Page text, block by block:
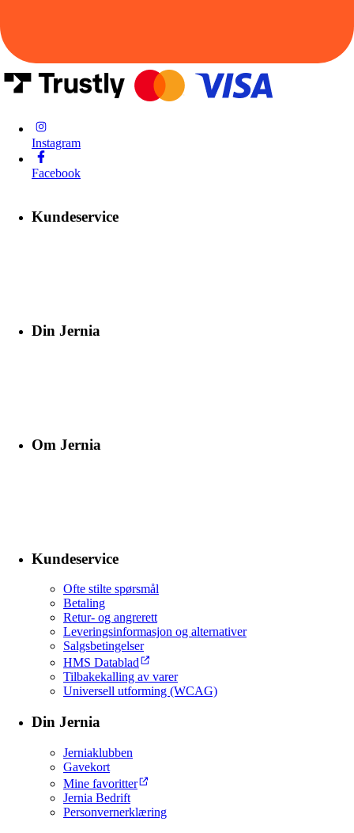
Instagram
Facebook
Kundeservice
Din Jernia
Om Jernia
Kundeservice
Ofte stilte spørsmål
Betaling
Retur- og angrerett
Leveringsinformasjon og alternativer
Salgsbetingelser
HMS Datablad
Tilbakekalling av varer
Universell utforming (WCAG)
Din Jernia
Jerniaklubben
Gavekort
Mine favoritter
Jernia Bedrift
Personvernerklæring